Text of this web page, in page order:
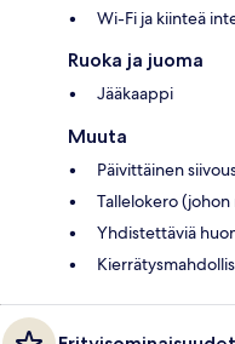
Wi-Fi ja kiinteä
Ruoka ja juoma
Jääkaappi
Muuta
Päivittäinen
Tallelokero
Yhdistettäviä